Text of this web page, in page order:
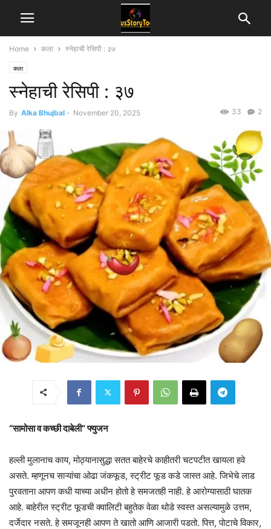
Home कला स्नेहाची रेसिपी : ३७
कला
स्नेहाची रेसिपी : ३७
By Alka Bhujbal - November 20, 2025 2
33
“सामोसा व कच्छी दाबेली” फ्युजन
हल्ली मुलानाच काय, मोठ्यानासुद्धा सतत बाहेरचे काहीतरी चटपटीत खायला हवे
असते. म्हणूनच साऱ्यांचा ओढा जंकफूड, स्ट्रीट फूड कडे जास्त आहे. जिभेचे लाड
पुरवताना आपण कधी याच्या अधीन होतो हे समजतही नाही. हे आरोग्यासाठी घातक
आहे. बाहेरील स्ट्रीट फूडची क्वालिटी बहुतेक वेळा थोडे स्वस्त असल्यामुळे उत्तम,
दर्जेदार नसते. हे समजूनही आपण ते खातो आणि आजारी पडतो. पित्त, पोटाचे विकार,